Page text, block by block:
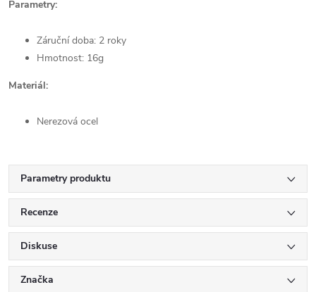
Parametry:
Záruční doba: 2 roky
Hmotnost: 16g
Materiál:
Nerezová ocel
Parametry produktu
Recenze
Diskuse
Značka